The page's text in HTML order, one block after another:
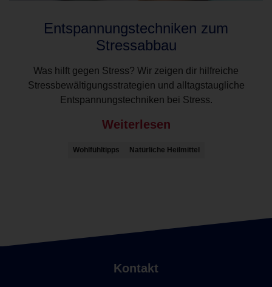
Entspannungstechniken zum
Stressabbau
Was hilft gegen Stress? Wir zeigen dir hilfreiche
Stressbewältigungsstrategien und alltagstaugliche
Entspannungstechniken bei Stress.
Weiterlesen
Wohlfühltipps Natürliche Heilmittel
Kontakt